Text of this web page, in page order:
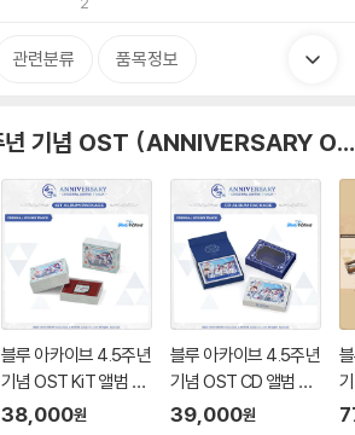
관련분류 품목정보
블루 아카이브 N주년 기념 OST (ANNIVERSARY OST) 모음
블루 아카이브 4.5주년
기념 OST KiT 앨범 패
키지 (BLUE ARCHIVE
38,000원
블루 아카이브 4.5주년
기념 OST CD 앨범 패
키지 (BLUE ARCHIVE
39,000원